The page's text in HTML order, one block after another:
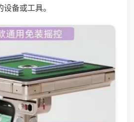
备或工具。